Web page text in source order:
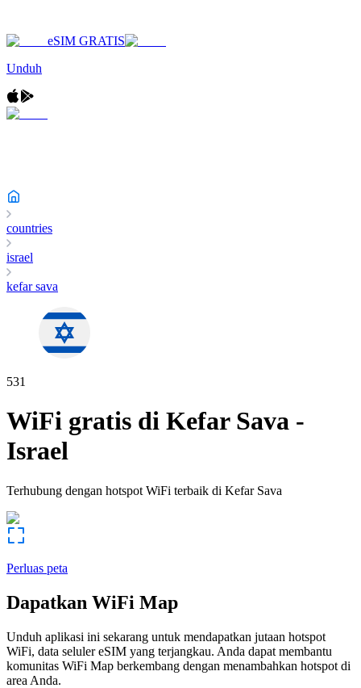
eSIM GRATIS
Unduh
countries
israel
kefar sava
531
WiFi gratis di Kefar Sava -
Israel
Terhubung dengan hotspot WiFi terbaik di Kefar Sava
Perluas peta
Dapatkan WiFi Map
Unduh aplikasi ini sekarang untuk mendapatkan jutaan hotspot
WiFi, data seluler eSIM yang terjangkau. Anda dapat membantu
komunitas WiFi Map berkembang dengan menambahkan hotspot di
area Anda.